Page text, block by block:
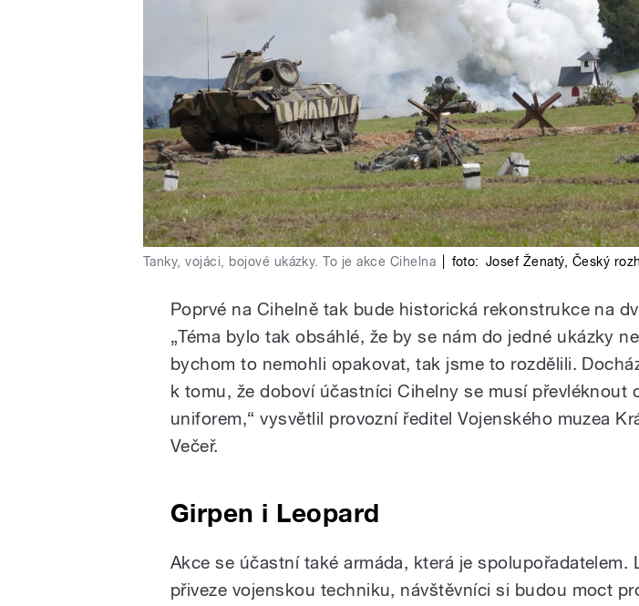
Tanky, vojáci, bojové ukázky. To je akce Cihelna foto: Josef Ženatý, Český
Poprvé na Cihelně tak bude historická rekonstrukce na
„Téma bylo tak obsáhlé, že by se nám do jedné ukázky
bychom to nemohli opakovat, tak jsme to rozdělili.
k tomu, že doboví účastníci Cihelny se musí převléknout
uniforem,“ vysvětlil provozní ředitel Vojenského muzea
Večeř.
Girpen i Leopard
Akce se účastní také armáda, která je spolupořadatelem.
přiveze vojenskou techniku, návštěvníci si budou moct